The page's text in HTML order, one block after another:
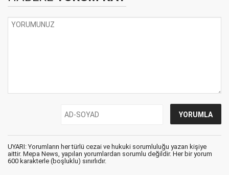
UYARI: Yorumların her türlü cezai ve hukuki sorumluluğu yazan kişiye
aittir. Mepa News, yapılan yorumlardan sorumlu değildir. Her bir yorum
600 karakterle (boşluklu) sınırlıdır.